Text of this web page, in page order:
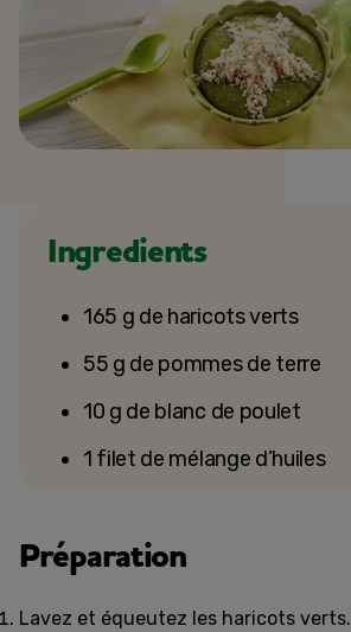
Ingredients
165 g de haricots verts
55 g de pommes de terre
10 g de blanc de poulet
1 filet de mélange d’huiles
Préparation
Lavez et équeutez les haricots verts.